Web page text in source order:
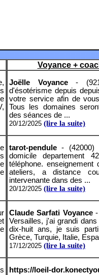
Voyance +
Joëlle Voyance-
d'ésotérisme depuis
votre service afin de
Tous les domaines
des séances de ...
20/12/2025 (lire la suite)
tarot-pendule - (42000)
domicile departement
téléphone.
ateliers, a distance
intervenante dans des ...
20/12/2025 (lire la suite)
Claude Sarfati Voyance-
Versailles, j'ai grandi
dix-huit ans, je suis
Grèce, Turquie, Italie,
17/12/2025 (lire la suite)
https://loeil-